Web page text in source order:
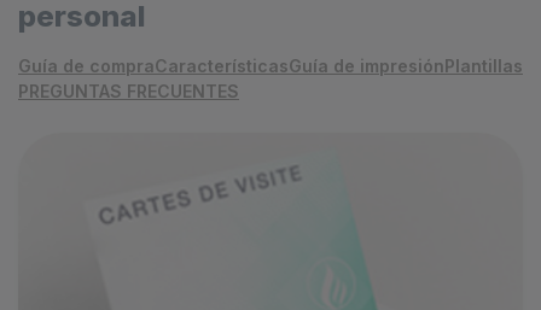
personal
Guía de compraCaracterísticasGuía de impresiónPlantillas
PREGUNTAS FRECUENTES